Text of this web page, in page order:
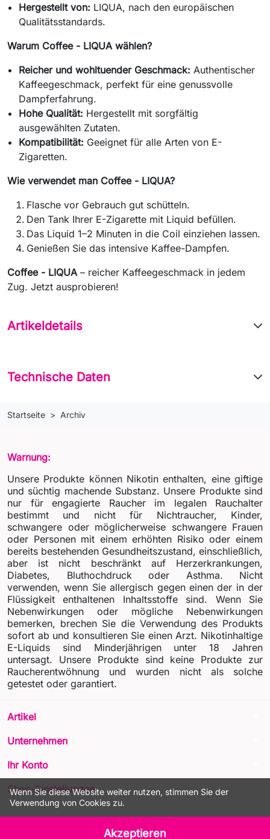
Wenn Sie diese Website weiter nutzen, stimmen Sie der
Verwendung von Cookies zu.
Akzeptieren
Hergestellt von: LIQUA, nach den europäischen
Qualitätsstandards.
Warum Coffee - LIQUA wählen?
Reicher und wohltuender Geschmack: Authentischer
Kaffeegeschmack, perfekt für eine genussvolle
Dampferfahrung.
Hohe Qualität: Hergestellt mit sorgfältig
ausgewählten Zutaten.
Kompatibilität: Geeignet für alle Arten von E-
Zigaretten.
Wie verwendet man Coffee - LIQUA?
Flasche vor Gebrauch gut schütteln.
Den Tank Ihrer E-Zigarette mit Liquid befüllen.
Das Liquid 1–2 Minuten in die Coil einziehen lassen.
Genießen Sie das intensive Kaffee-Dampfen.
Coffee - LIQUA – reicher Kaffeegeschmack in jedem
Zug. Jetzt ausprobieren!
Artikeldetails
Technische Daten
Startseite Archiv
Warnung:
Unsere Produkte können Nikotin enthalten, eine giftige
und süchtig machende Substanz. Unsere Produkte sind
nur für engagierte Raucher im legalen Rauchalter
bestimmt und nicht für Nichtraucher, Kinder,
schwangere oder möglicherweise schwangere Frauen
oder Personen mit einem erhöhten Risiko oder einem
bereits bestehenden Gesundheitszustand, einschließlich,
aber ist nicht beschränkt auf Herzerkrankungen,
Diabetes, Bluthochdruck oder Asthma. Nicht
verwenden, wenn Sie allergisch gegen einen der in der
Flüssigkeit enthaltenen Inhaltsstoffe sind. Wenn Sie
Nebenwirkungen oder mögliche Nebenwirkungen
bemerken, brechen Sie die Verwendung des Produkts
sofort ab und konsultieren Sie einen Arzt. Nikotinhaltige
E-Liquids sind Minderjährigen unter 18 Jahren
untersagt. Unsere Produkte sind keine Produkte zur
Raucherentwöhnung und wurden nicht als solche
getestet oder garantiert.
Artikel
Unternehmen
Ihr Konto
Shop-Einstellungen
© 2026 - LIQUA Online™